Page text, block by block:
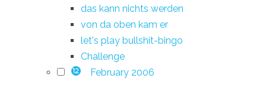
das kann nichts werden
von da oben kam er
let's play bullshit-bingo
Challenge
12 February 2006